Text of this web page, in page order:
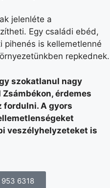
jelenléte a
Egy családi ebéd,
pihenés is kellemetlenné
repkednek.
szokatlanul nagy
érdemes
fordulni. A gyors
veszélyhelyzeteket is
6318